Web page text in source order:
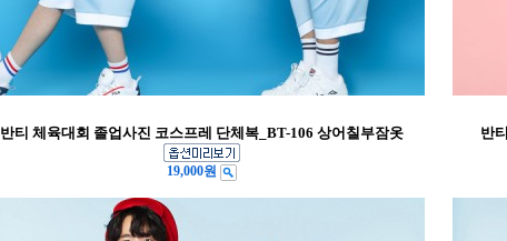
반티 체육대회 졸업사진 코스프레 단체복_BT-106 상어칠부잠옷
19,000원
반